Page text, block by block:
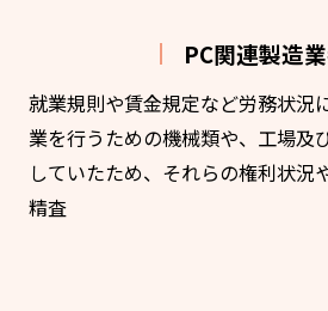
PC関連製造
就業規則や賃金規定など労務状況
業を行うための機械類や、工場及
していたため、それらの権利状況
精査